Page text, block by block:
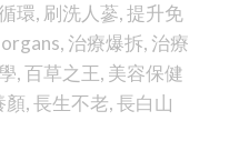
環, 刷洗人蔘,提升免
, 治療爆拆, 治療
,百草之王, 美容保健
顏,長生不老,長白山